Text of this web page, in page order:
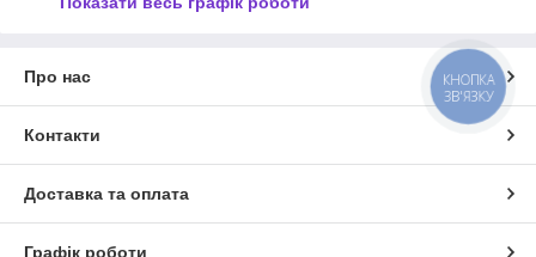
Про нас
Контакти
Доставка та оплата
Графік роботи
КНОПКА
ЗВ'ЯЗКУ